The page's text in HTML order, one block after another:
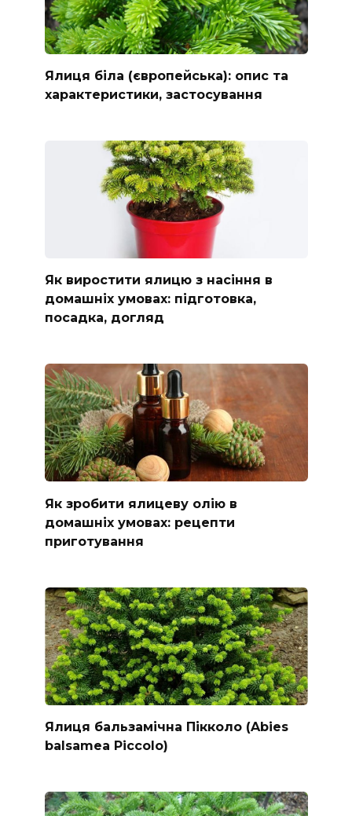
Ялиця біла (європейська): опис та
характеристики, застосування
Як виростити ялицю з насіння в
домашніх умовах: підготовка,
посадка, догляд
Як зробити ялицеву олію в
домашніх умовах: рецепти
приготування
Ялиця бальзамічна Пікколо (Abies
balsamea Piccolo)